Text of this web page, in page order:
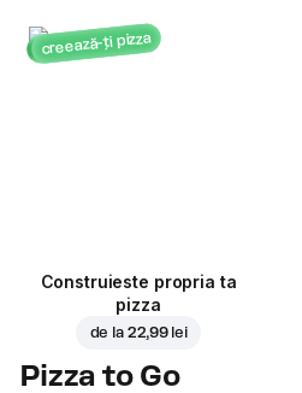
creează-ți pizza
Construieste propria ta
pizza
de la 22,99 lei
Pizza to Go